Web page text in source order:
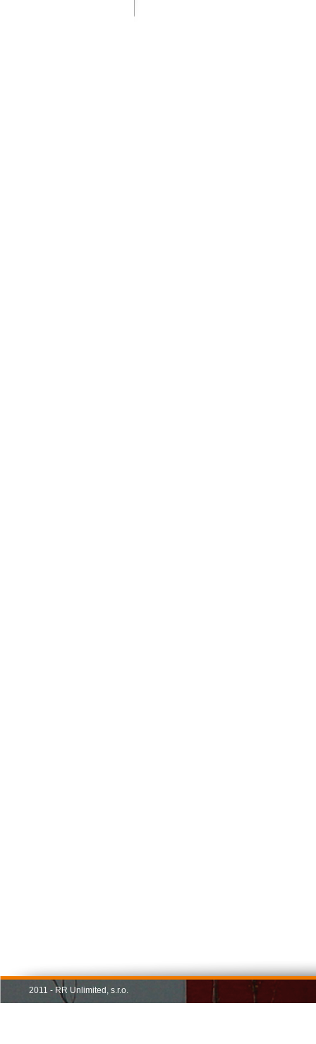
2011 - RR Unlimited, s.r.o.